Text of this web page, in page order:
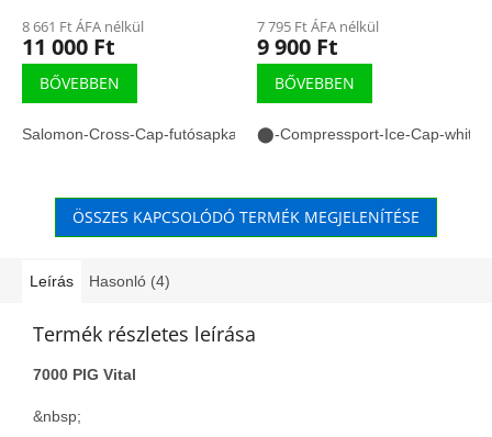
8 661 Ft ÁFA nélkül
11 000 Ft
BŐVEBBEN
Salomon-Cross-Cap-futósapka
7 795 Ft ÁFA nélkül
9 900 Ft
BŐVEBBEN
⬤-Compressport-Ice-Cap-white-
ÖSSZES KAPCSOLÓDÓ TERMÉK MEGJELENÍTÉSE
Leírás Hasonló (4)
Termék részletes leírása
7000 PIG Vital
&nbsp;